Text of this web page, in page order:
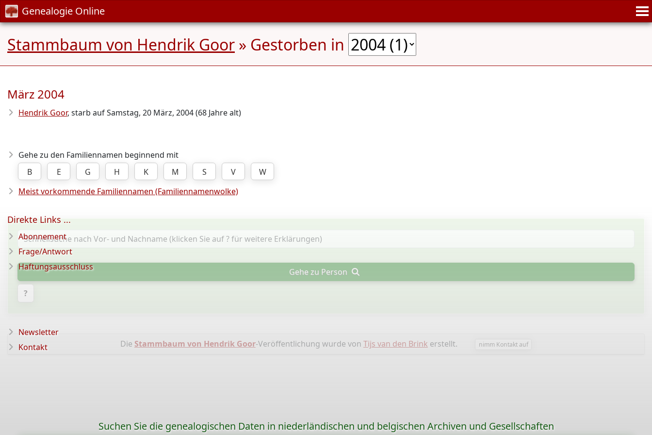
Genealogie Online
Stammbaum von Hendrik Goor » Gestorben in
März 2004
Hendrik Goor, starb auf Samstag, 20 März, 2004 (68 Jahre alt)
Gehe zu den Familiennamen beginnend mit
B
E G H K M S V
W
Meist vorkommende Familiennamen (Familiennamenwolke)
Gehe zu Person
?
Die Stammbaum von Hendrik Goor-Veröffentlichung wurde von Tijs van den Brink erstellt. nimm Kontakt auf
Direkte Links ...
Abonnement
Frage/Antwort
Haftungsausschluss
Newsletter
Kontakt
Suchen Sie die genealogischen Daten in niederländischen und belgischen Archiven und Gesellschaften